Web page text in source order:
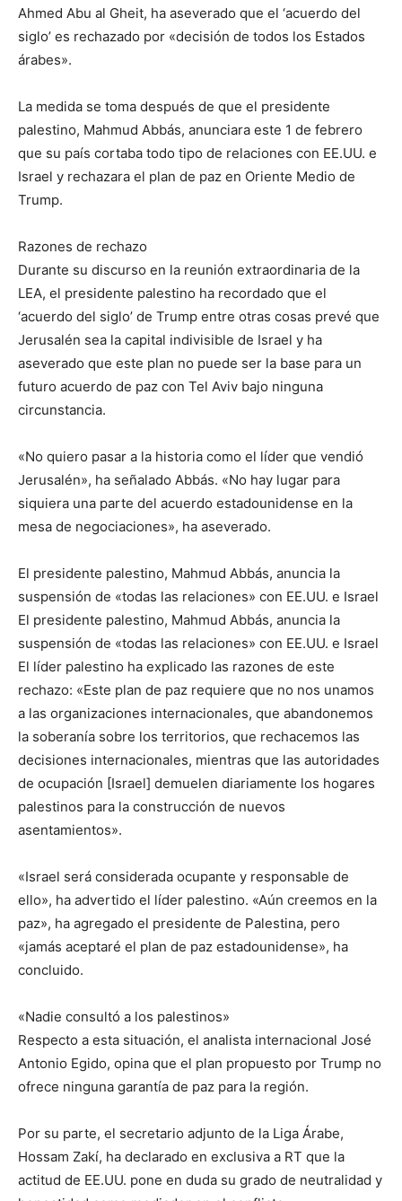
Ahmed Abu al Gheit, ha aseverado que el ‘acuerdo del
siglo’ es rechazado por «decisión de todos los Estados
árabes».
La medida se toma después de que el presidente
palestino, Mahmud Abbás, anunciara este 1 de febrero
que su país cortaba todo tipo de relaciones con EE.UU. e
Israel y rechazara el plan de paz en Oriente Medio de
Trump.
Razones de rechazo
Durante su discurso en la reunión extraordinaria de la
LEA, el presidente palestino ha recordado que el
‘acuerdo del siglo’ de Trump entre otras cosas prevé que
Jerusalén sea la capital indivisible de Israel y ha
aseverado que este plan no puede ser la base para un
futuro acuerdo de paz con Tel Aviv bajo ninguna
circunstancia.
«No quiero pasar a la historia como el líder que vendió
Jerusalén», ha señalado Abbás. «No hay lugar para
siquiera una parte del acuerdo estadounidense en la
mesa de negociaciones», ha aseverado.
El presidente palestino, Mahmud Abbás, anuncia la
suspensión de «todas las relaciones» con EE.UU. e Israel
El presidente palestino, Mahmud Abbás, anuncia la
suspensión de «todas las relaciones» con EE.UU. e Israel
El líder palestino ha explicado las razones de este
rechazo: «Este plan de paz requiere que no nos unamos
a las organizaciones internacionales, que abandonemos
la soberanía sobre los territorios, que rechacemos las
decisiones internacionales, mientras que las autoridades
de ocupación [Israel] demuelen diariamente los hogares
palestinos para la construcción de nuevos
asentamientos».
«Israel será considerada ocupante y responsable de
ello», ha advertido el líder palestino. «Aún creemos en la
paz», ha agregado el presidente de Palestina, pero
«jamás aceptaré el plan de paz estadounidense», ha
concluido.
«Nadie consultó a los palestinos»
Respecto a esta situación, el analista internacional José
Antonio Egido, opina que el plan propuesto por Trump no
ofrece ninguna garantía de paz para la región.
Por su parte, el secretario adjunto de la Liga Árabe,
Hossam Zakí, ha declarado en exclusiva a RT que la
actitud de EE.UU. pone en duda su grado de neutralidad y